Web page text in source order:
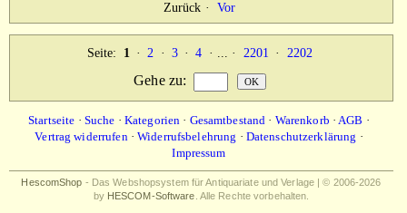
Zurück · Vor
Seite: 1 · 2 · 3 · 4 · ... · 2201 · 2202
Gehe zu:
Startseite · Suche · Kategorien · Gesamtbestand · Warenkorb ·AGB ·
Vertrag widerrufen·Widerrufsbelehrung · Datenschutzerklärung ·
Impressum
HescomShop - Das Webshopsystem für Antiquariate und Verlage | © 2006-2026
by HESCOM-Software . Alle Rechte vorbehalten.